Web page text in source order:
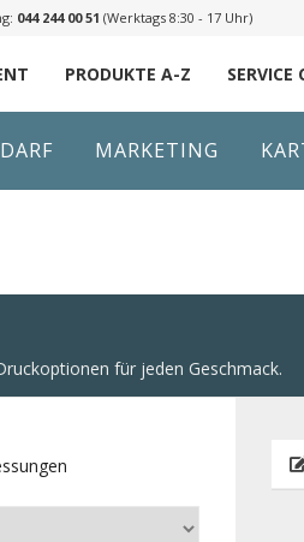
044 244 00 51 (Werktags 8:30 - 17 Uhr)
PRODUKTE A-Z SERVICE
MARKETING
für jeden Geschmack.